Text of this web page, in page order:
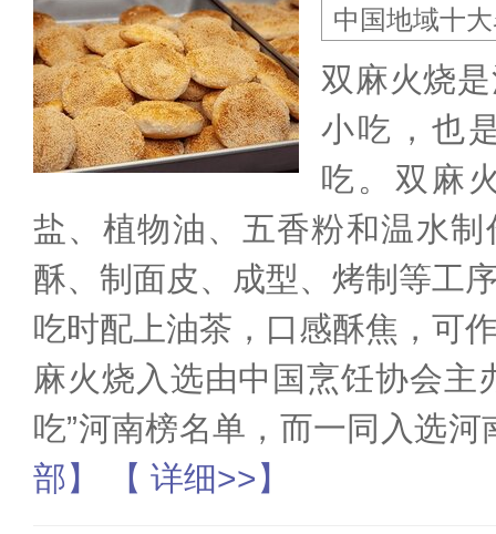
中国地域十
双麻火烧
小吃，也
吃。双麻
盐、植物油、五香粉和温水
酥、制面皮、成型、烤制等工
吃时配上油茶，口感酥焦，可
麻火烧入选由中国烹饪协会主
吃”河南榜名单，而一同入选河
部】
【 详细>>】